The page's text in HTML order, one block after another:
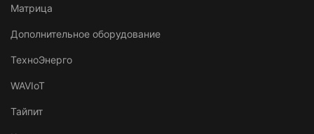
Матрица
Дополнительное оборудование
ТехноЭнерго
WAVIoT
Тайпит